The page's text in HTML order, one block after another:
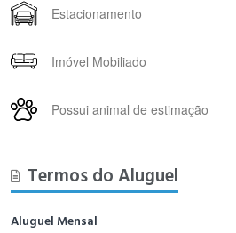
Estacionamento
Imóvel Mobiliado
Possui animal de estimação
Termos do Aluguel
Aluguel Mensal